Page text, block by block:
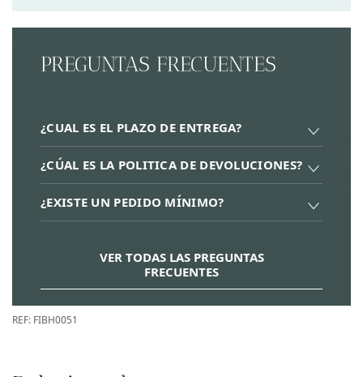
PREGUNTAS FRECUENTES
¿CUAL ES EL PLAZO DE ENTREGA?
¿CÚAL ES LA POLITICA DE DEVOLUCIONES?
¿EXISTE UN PEDIDO MÍNIMO?
VER TODAS LAS PREGUNTAS
FRECUENTES
REF: FIBH0051